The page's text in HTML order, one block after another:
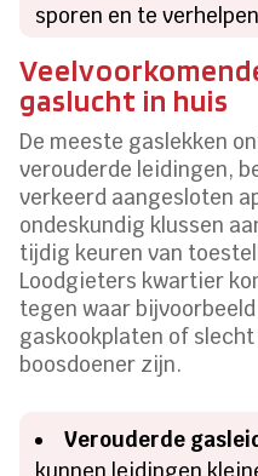
sporen en te
gaslucht in huis
De meeste gaslekken
verouderde leidingen,
verkeerd aangesloten
ondeskundig klussen
tijdig keuren van
Loodgieters kwartier
tegen waar
gaskookplaten of
boosdoener zijn.
Verouderde